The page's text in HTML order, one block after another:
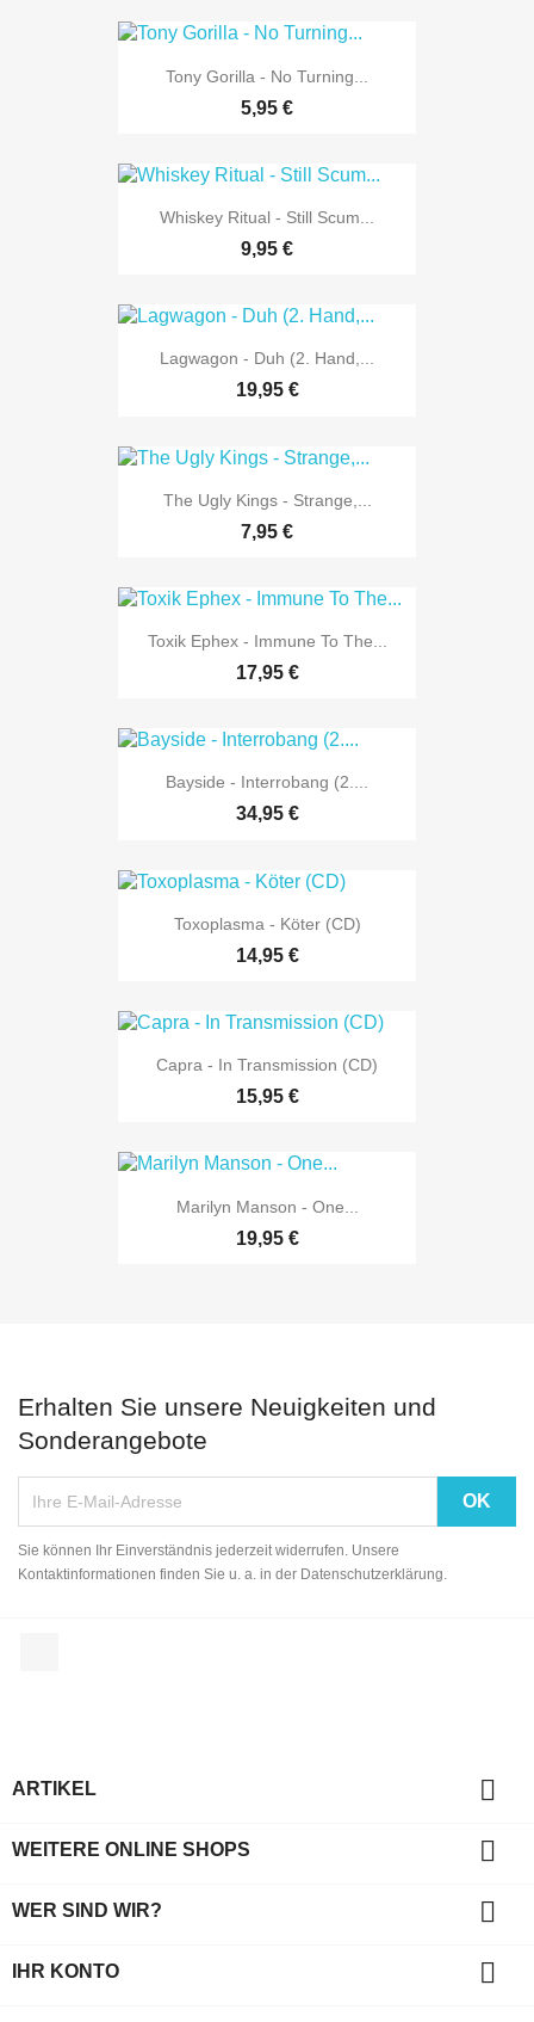
Tony Gorilla - No Turning...
5,95 €
Whiskey Ritual - Still Scum...
9,95 €
Lagwagon - Duh (2. Hand,...
19,95 €
The Ugly Kings - Strange,...
7,95 €
Toxik Ephex - Immune To The...
17,95 €
Bayside - Interrobang (2....
34,95 €
Toxoplasma - Köter (CD)
14,95 €
Capra - In Transmission (CD)
15,95 €
Marilyn Manson - One...
19,95 €
Erhalten Sie unsere Neuigkeiten und
Sonderangebote
Sie können Ihr Einverständnis jederzeit widerrufen. Unsere
Kontaktinformationen finden Sie u. a. in der Datenschutzerklärung.
ARTIKEL 
WEITERE ONLINE SHOPS 
WER SIND WIR? 
IHR KONTO 